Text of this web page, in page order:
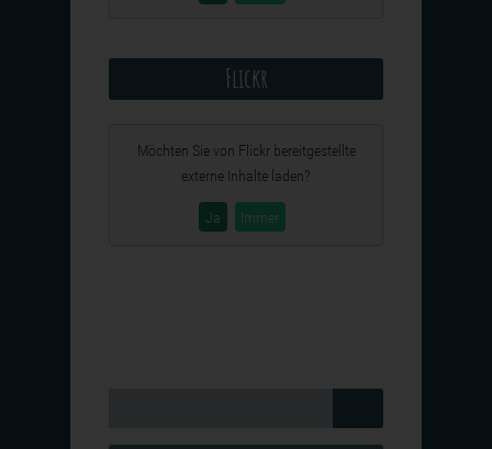
Flickr
Möchten Sie von Flickrbereitgestellte
externe Inhalte laden?
Ja Immer